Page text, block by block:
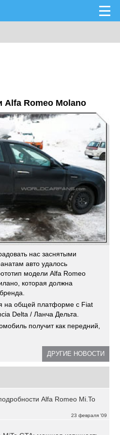
Romeo Molano
нас заснятыми
авто удалось
модели Alfa Romeo
которая должна
на общей платформе с Fiat
Delta / Ланча Дельта.
получит как передний,
ДРУГИЕ НОВОСТИ
23 февраля '09
Alfa Romeo Mi.To